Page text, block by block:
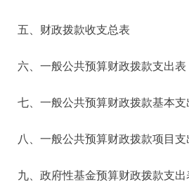
五、财政拨款收支总表
六、一般公共预算财政拨款支出表
七、一般公共预算财政拨款基本支
八、一般公共预算财政拨款项目支
九、政府性基金预算财政拨款支出